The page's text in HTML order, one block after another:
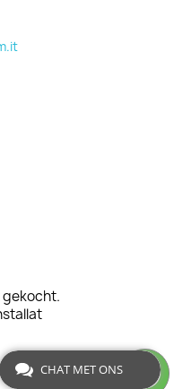
CHAT MET ONS